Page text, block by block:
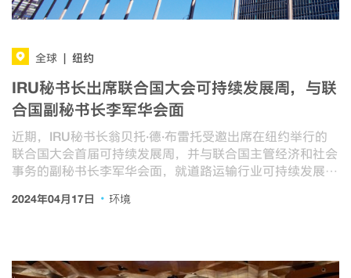
全球 纽约
IRU秘书长出席联合国大会可持续发展周，与联
合国副秘书长李军华会面
近期，IRU秘书长翁贝托·德·布雷托受邀出席在纽约举行的
联合国大会首届可持续发展周，并与联合国主管经济和社会
事务的副秘书长李军华会面，就道路运输行业可持续发展开
2024年04月17日 · 环境